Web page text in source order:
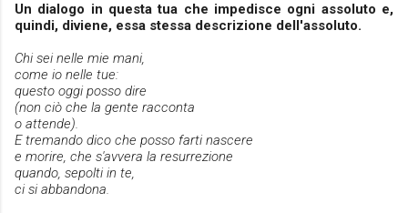
Un dialogo in questa tua che impedisce ogni assoluto e,
quindi, diviene, essa stessa descrizione dell'assoluto.
Chi sei nelle mie mani,
come io nelle tue:
questo oggi posso dire
(non ciò che la gente racconta
o attende).
E tremando dico che posso farti nascere
e morire, che s'avvera la resurrezione
quando, sepolti in te,
ci si abbandona.